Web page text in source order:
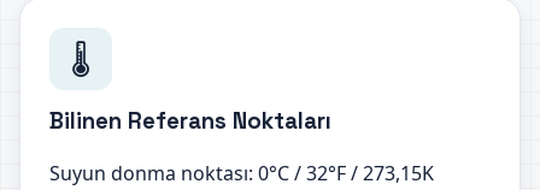
🌡️
Bilinen Referans Noktaları
Suyun donma noktası: 0°C / 32°F / 273,15K